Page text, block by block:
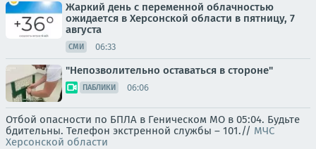
Жаркий день с переменной облачностью
ожидается в Херсонской области в пятницу, 7
августа
СМИ 06:33
"Непозволительно оставаться в стороне"
ПАБЛИКИ 06:06
Отбой опасности по БПЛА в Геническом МО в 05:04. Будьте
бдительны. Телефон экстренной службы – 101.// МЧС
Херсонской области